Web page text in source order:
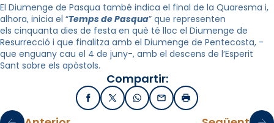
El Diumenge de Pasqua també indica el final de la Quaresma i,
alhora, inicia el “Temps de Pasqua” que representen
els cinquanta dies de festa en què té lloc el Diumenge de
Resurrecció i que finalitza amb el Diumenge de Pentecosta, -
que enguany cau el 4 de juny-, amb el descens de l’Esperit
Sant sobre els apòstols.
Compartir:
FacebookX / TwitterWhatsApp
EmailImprimir